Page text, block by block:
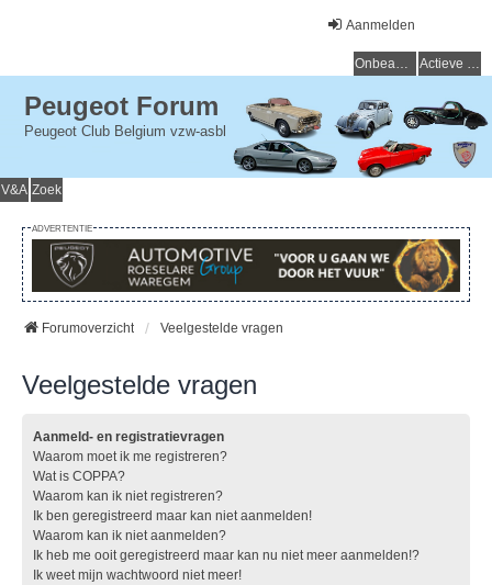
Aanmelden
Onbeantwoorde onderwerpen Actieve onderwerpen
Peugeot Forum
Peugeot Club Belgium vzw-asbl
V&A Zoek
ADVERTENTIE
Forumoverzicht Veelgestelde vragen
Veelgestelde vragen
Aanmeld- en registratievragen
Waarom moet ik me registreren?
Wat is COPPA?
Waarom kan ik niet registreren?
Ik ben geregistreerd maar kan niet aanmelden!
Waarom kan ik niet aanmelden?
Ik heb me ooit geregistreerd maar kan nu niet meer aanmelden!?
Ik weet mijn wachtwoord niet meer!